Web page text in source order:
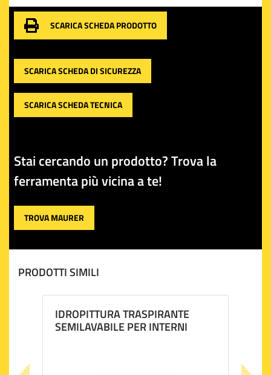
SCARICA SCHEDA PRODOTTO
SCARICA SCHEDA DI SICUREZZA
SCARICA SCHEDA TECNICA
Stai cercando un prodotto? Trova la
ferramenta più vicina a te!
TROVA MAURER
PRODOTTI SIMILI
IDROPITTURA TRASPIRANTE
SEMILAVABILE PER INTERNI